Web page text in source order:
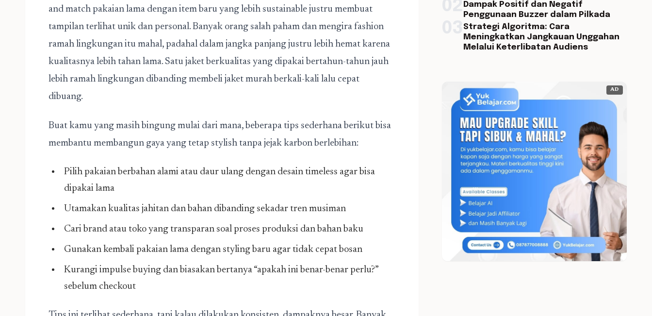
and match pakaian lama dengan item baru yang lebih sustainable justru membuat
tampilan terlihat unik dan personal. Banyak orang salah paham dan mengira fashion
ramah lingkungan itu mahal, padahal dalam jangka panjang justru lebih hemat karena
kualitasnya lebih tahan lama. Satu jaket berkualitas yang dipakai bertahun-tahun jauh
lebih ramah lingkungan dibanding membeli jaket murah berkali-kali lalu cepat
dibuang.
Buat kamu yang masih bingung mulai dari mana, beberapa tips sederhana berikut bisa
membantu membangun gaya yang tetap stylish tanpa jejak karbon berlebihan:
Pilih pakaian berbahan alami atau daur ulang dengan desain timeless agar bisa
dipakai lama
Utamakan kualitas jahitan dan bahan dibanding sekadar tren musiman
Cari brand atau toko yang transparan soal proses produksi dan bahan baku
Gunakan kembali pakaian lama dengan styling baru agar tidak cepat bosan
Kurangi impulse buying dan biasakan bertanya “apakah ini benar-benar perlu?”
sebelum checkout
Dampak Positif dan Negatif
Penggunaan Buzzer dalam Pilkada
Strategi Algoritma: Cara
Meningkatkan Jangkauan Unggahan
Melalui Keterlibatan Audiens
AD